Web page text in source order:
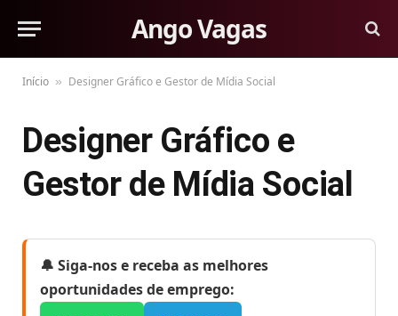
Ango Vagas
Início » Designer Gráfico e Gestor de Mídia Social
Designer Gráfico e
Gestor de Mídia Social
🔔 Siga-nos e receba as melhores
oportunidades de emprego: